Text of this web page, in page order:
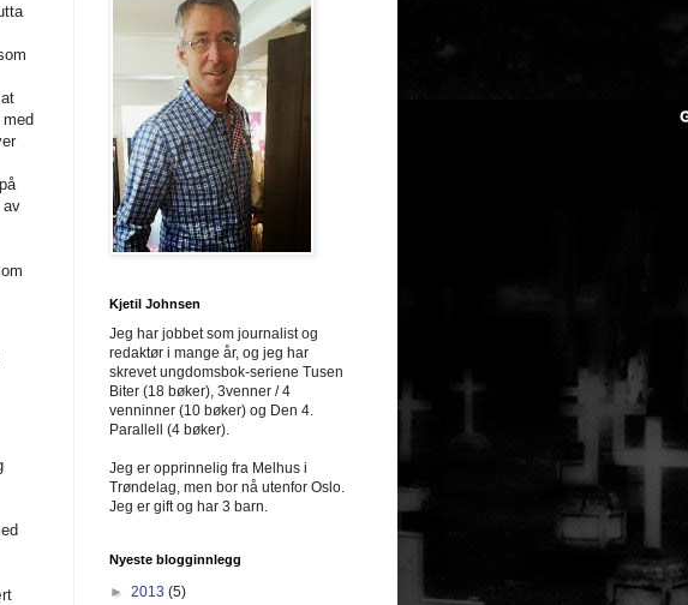
av
Kjetil Johnsen
Jeg har jobbet som journalist og
redaktør i mange år, og jeg har
skrevet ungdomsbok-seriene Tusen
Biter (18 bøker), 3venner / 4
venninner (10 bøker) og Den 4.
Parallell (4 bøker).
Jeg er opprinnelig fra Melhus i
Trøndelag, men bor nå utenfor Oslo.
Jeg er gift og har 3 barn.
Nyeste blogginnlegg
► 2013 (5)